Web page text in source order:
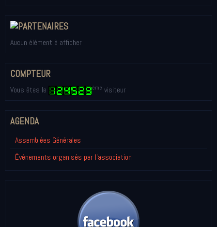
Aucun élément à afficher
COMPTEUR
Vous êtes le ème visiteur
AGENDA
Assemblées Générales
Événements organisés par l'association